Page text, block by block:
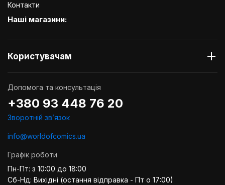
Контакти
Наші магазини:
Користувачам
Допомога та консультація
+380 93 448 76 20
Зворотній звʼязок
info@worldofcomics.ua
Графік роботи
Пн-Пт: з 10:00 до 18:00
Сб-Нд: Вихідні (остання відправка - Пт о 17:00)